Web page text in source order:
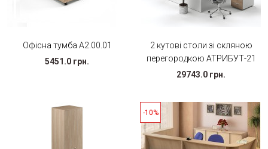
Офісна тумба А2.00.01
5451.0 грн.
2 кутові столи зі скляною
перегородкою АТРИБУТ-21
29743.0 грн.
-10%